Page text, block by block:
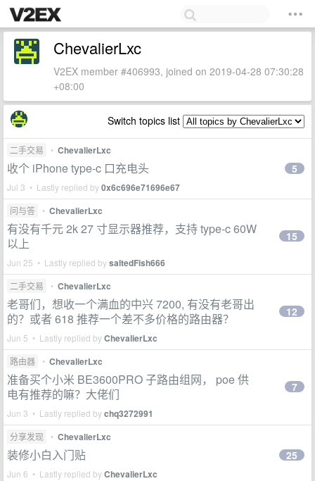
ChevalierLxc
V2EX member #406993, joined on 2019-04-28 07:30:28
+08:00
Switch topics list
二手交易 • ChevalierLxc
收个 iPhone type-c 口充电头
Jul 3 • Lastly replied by0x6c696e71696e67
5
问与答 • ChevalierLxc
有没有千元 2k 27 寸显示器推荐，支持 type-c 60W
以上
Jun 25 • Lastly replied bysaltedFish666
15
二手交易 • ChevalierLxc
老哥们，想收一个满血的中兴 7200, 有没有老哥出
的？或者 618 推荐一个差不多价格的路由器？
Jun 5 • Lastly replied byChevalierLxc
12
路由器 • ChevalierLxc
准备买个小米 BE3600PRO 子路由组网， poe 供
电有推荐的嘛？大佬们
Jun 3 • Lastly replied bychq3272991
7
分享发现 • ChevalierLxc
装修小白入门贴
Jun 6 • Lastly replied byChevalierLxc
25